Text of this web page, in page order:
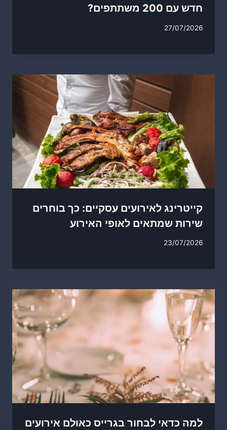
חדש עם 200 משתתפים?
27/07/2026
קייטרינג לאירועים עסקיים: כך בוחרים
שירות שמתאים לאופי האירוע
23/07/2026
למה כדאי לבחור בגרייס כאולם אירועים